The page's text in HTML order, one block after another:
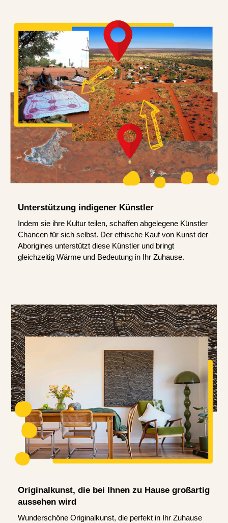
Unterstützung indigener Künstler
Indem sie ihre Kultur teilen, schaffen abgelegene Künstler
Chancen für sich selbst. Der ethische Kauf von Kunst der
Aborigines unterstützt diese Künstler und bringt
gleichzeitig Wärme und Bedeutung in Ihr Zuhause.
Originalkunst, die bei Ihnen zu Hause großartig
aussehen wird
Wunderschöne Originalkunst, die perfekt in Ihr Zuhause